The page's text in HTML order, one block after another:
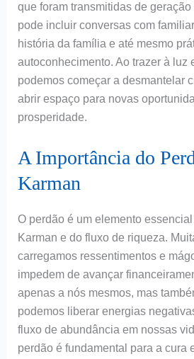
que foram transmitidas de
pode incluir conversas com
história da família e até mesmo
autoconhecimento. Ao trazer à luz
podemos começar a desmantelar
abrir espaço para novas
prosperidade.
A Importância do
Karman
O perdão é um elemento
Karman e do fluxo de riqueza.
carregamos ressentimentos e
impedem de avançar
apenas a nós mesmos, mas
podemos liberar energias
fluxo de abundância em nossas
perdão é fundamental para a cura